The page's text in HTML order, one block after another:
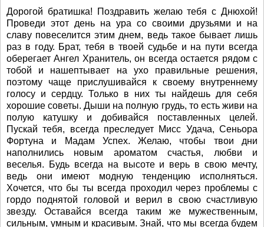
Дорогой братишка! Поздравить желаю тебя с Днюхой!
Проведи этот день на ура со своими друзьями и на
славу повеселится этим днем, ведь такое бывает лишь
раз в году. Брат, тебя в твоей судьбе и на пути всегда
оберегает Ангел Хранитель, он всегда остается рядом с
тобой и нашептывает на ухо правильные решения,
поэтому чаще прислушивайся к своему внутреннему
голосу и сердцу. Только в них ты найдешь для себя
хорошие советы. Дыши на полную грудь, то есть живи на
полую катушку и добивайся поставленных целей.
Пускай тебя, всегда преследует Мисс Удача, Сеньора
Фортуна и Мадам Успех. Желаю, чтобы твои дни
наполнились новым ароматом счастья, любви и
веселья. Будь всегда на высоте и верь в свою мечту,
ведь они имеют модную тенденцию исполняться.
Хочется, что бы ты всегда проходил через проблемы с
гордо поднятой головой и верил в свою счастливую
звезду. Оставайся всегда таким же мужественным,
сильным, умным и красивым. Знай, что мы всегда будем